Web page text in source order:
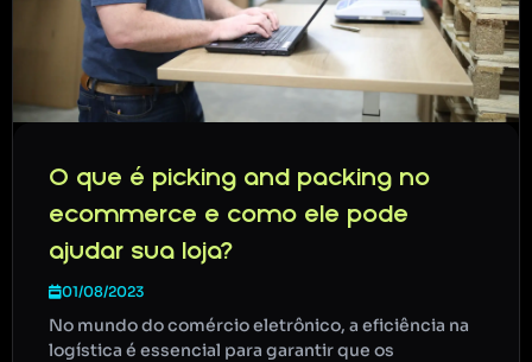
O que é picking and packing no
ecommerce e como ele pode
ajudar sua loja?
01/08/2023
No mundo do comércio eletrônico, a eficiência na
logística é essencial para garantir que os